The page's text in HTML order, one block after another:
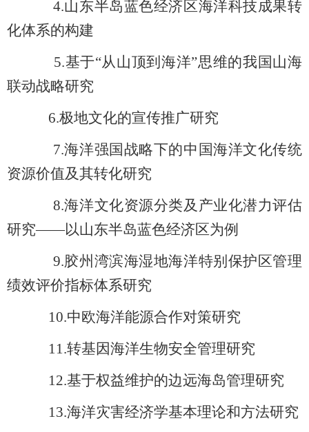
4.山东半岛蓝色经济区海洋科技成果转
化体系的构建
5.基于“从山顶到海洋”思维的我国山海
联动战略研究
6.极地文化的宣传推广研究
7.海洋强国战略下的中国海洋文化传统
资源价值及其转化研究
8.海洋文化资源分类及产业化潜力评估
研究——以山东半岛蓝色经济区为例
9.胶州湾滨海湿地海洋特别保护区管理
绩效评价指标体系研究
10.中欧海洋能源合作对策研究
11.转基因海洋生物安全管理研究
12.基于权益维护的边远海岛管理研究
13.海洋灾害经济学基本理论和方法研究